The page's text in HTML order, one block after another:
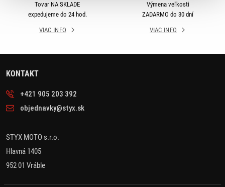
Tovar NA SKLADE
expedujeme do 24 hod.
VIAC INFO
Výmena veľkosti
ZADARMO do 30 dní
VIAC INFO
KONTAKT
+421 905 203 392
objednavky@styx.sk
STYX MOTO s.r.o.
Hlavná 1405
952 01 Vráble